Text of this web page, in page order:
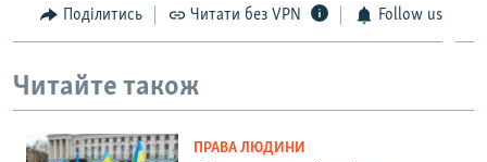
Поділитись Читати без VPN Follow us
Читайте також
ПРАВА ЛЮДИНИ